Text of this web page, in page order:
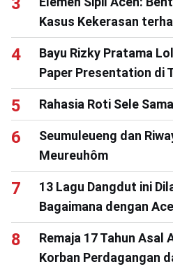
Kasus Kekerasan
Bayu Rizky Pratama
Paper Presentation di
Rahasia Roti Sele
Seumuleueng dan
Meureuhôm
13 Lagu Dangdut ini
Bagaimana dengan
Remaja 17 Tahun Asal
Korban Perdagangan